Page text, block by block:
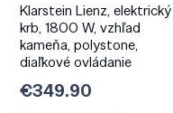
Klarstein Lienz, elektrický
krb, 1800 W, vzhľad
kameňa, polystone,
diaľkové ovládanie
€349.90